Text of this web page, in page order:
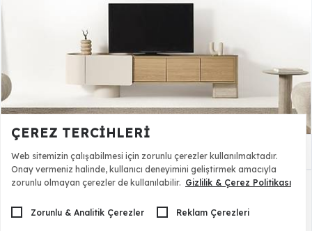
Lucas Tv Sehpası 26.000,00 TL
ÇEREZ TERCIHLERI
Web sitemizin çalışabilmesi için zorunlu çerezler kullanılmaktadır.
Onay vermeniz halinde, kullanıcı deneyimini geliştirmek amacıyla
zorunlu olmayan çerezler de kullanılabilir. Gizlilik & Çerez Politikası
Zorunlu & Analitik Çerezler Reklam Çerezleri